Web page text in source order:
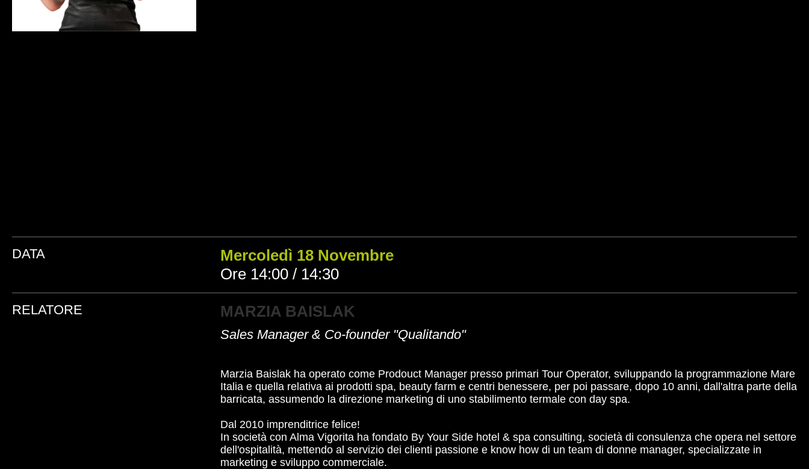
DATA
Mercoledì 18 Novembre
Ore 14:00 / 14:30
RELATORE MARZIA BAISLAK
Sales Manager & Co-founder "Qualitando"
Marzia Baislak ha operato come Prodouct Manager presso primari Tour Operator, sviluppando la programmazione Mare
Italia e quella relativa ai prodotti spa, beauty farm e centri benessere, per poi passare, dopo 10 anni, dall'altra parte della
barricata, assumendo la direzione marketing di uno stabilimento termale con day spa.
Dal 2010 imprenditrice felice!
In società con Alma Vigorita ha fondato By Your Side hotel & spa consulting, società di consulenza che opera nel settore
dell'ospitalità, mettendo al servizio dei clienti passione e know how di un team di donne manager, specializzate in
marketing e sviluppo commerciale.